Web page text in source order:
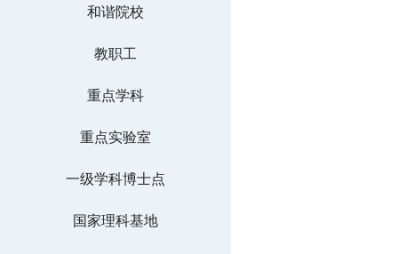
和谐院校
教职工
重点学科
重点实验室
一级学科博士点
国家理科基地